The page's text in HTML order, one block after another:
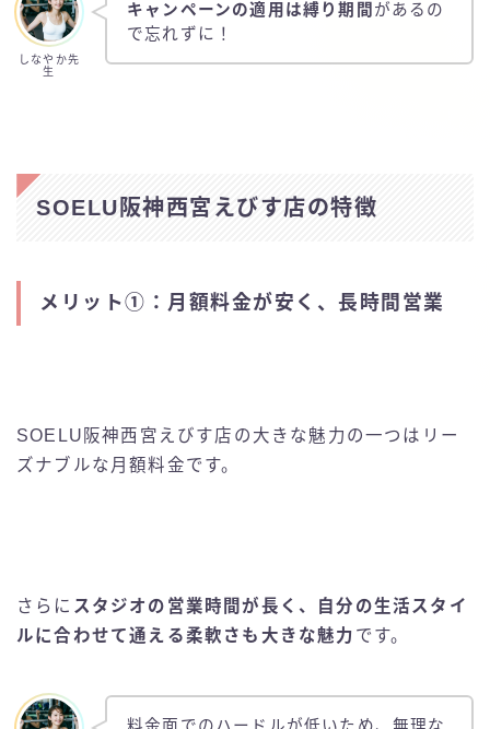
しなやか先
生
キャンペーンの適用は縛り期間 があるの
で忘れずに！
SOELU阪神西宮えびす店の特徴
メリット①：月額料金が安く、長時間営業
SOELU阪神西宮えびす店の大きな魅力の一つはリー
ズナブルな月額料金です。
さらに スタジオの営業時間が長く、自分の生活スタイ
ルに合わせて通える柔軟さも大きな魅力 です。